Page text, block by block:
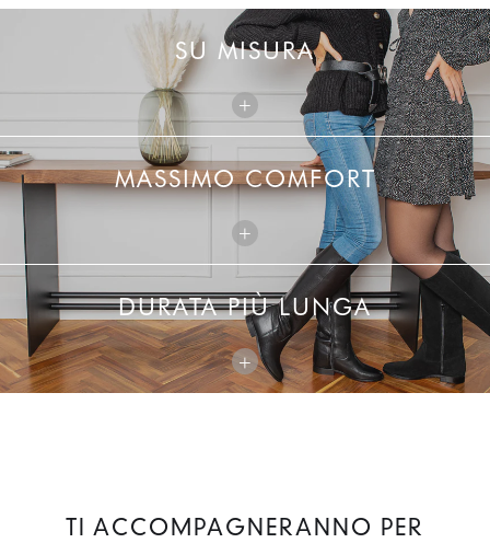
SU MISURA
+
MASSIMO COMFORT
+
DURATA PIÙ LUNGA
+
TI ACCOMPAGNERANNO PER